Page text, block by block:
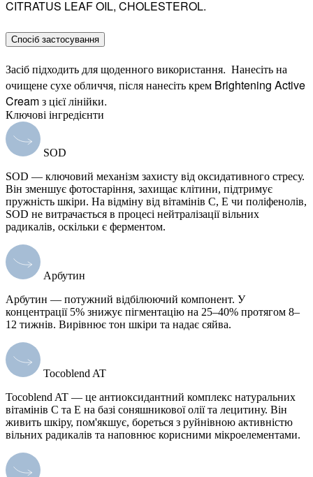
CITRATUS LEAF OIL, CHOLESTEROL.
Спосіб застосування
Засіб підходить для щоденного використання. Нанесіть на
очищене сухе обличчя, після нанесіть крем Brightening Active
Cream з цієї лінійки.
Ключові інгредієнти
SOD
SOD — ключовий механізм захисту від оксидативного стресу.
Він зменшує фотостаріння, захищає клітини, підтримує
пружність шкіри. На відміну від вітамінів C, E чи поліфенолів,
SOD не витрачається в процесі нейтралізації вільних
радикалів, оскільки є ферментом.
Арбутин
Арбутин — потужний відбілюючий компонент. У
концентрації 5% знижує пігментацію на 25–40% протягом 8–
12 тижнів. Вирівнює тон шкіри та надає сяйва.
Tocoblend AT
Tocoblend AT — це антиоксидантний комплекс натуральних
вітамінів C та E на базі соняшникової олії та лецитину. Він
живить шкіру, пом'якшує, бореться з руйнівною активністю
вільних радикалів та наповнює корисними мікроелементами.